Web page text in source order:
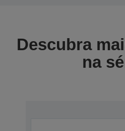
Descubra
na